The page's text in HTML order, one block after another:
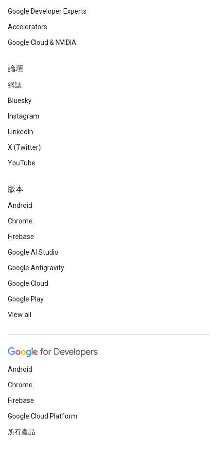
Google Developer Experts
Accelerators
Google Cloud & NVIDIA
論壇
網誌
Bluesky
Instagram
LinkedIn
X (Twitter)
YouTube
版本
Android
Chrome
Firebase
Google AI Studio
Google Antigravity
Google Cloud
Google Play
View all
Android
Chrome
Firebase
Google Cloud Platform
所有產品